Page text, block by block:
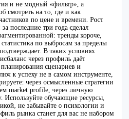
и не модный «фильтр», а
смотреть на то, где и как
по цене и времени. Рост
последние три года сделал
тренды короче,
по выбросам за пределы
В таких условиях
через профиль даёт
сценариев и
к успеху не в самом инструменте,
через осмысленные стратегии
market profile, через личную
Используйте обучающие ресурсы,
не забывайте о психологии и
рынка станет для вас не набором